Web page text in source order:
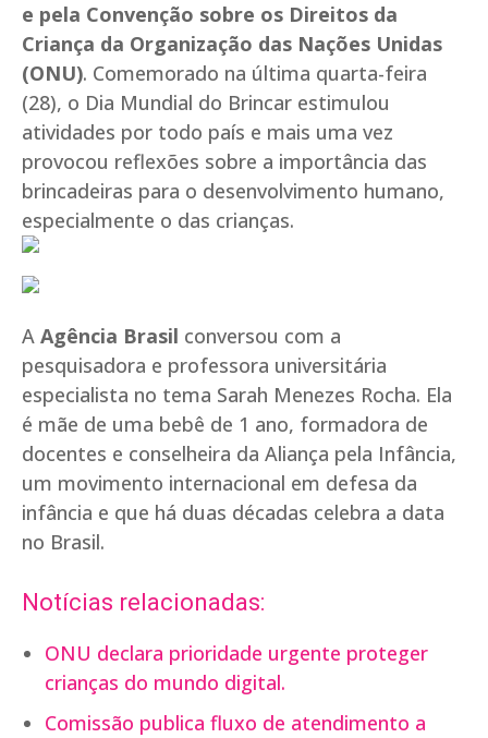
e pela Convenção sobre os Direitos da
Criança da Organização das Nações Unidas
(ONU). Comemorado na última quarta-feira
(28), o Dia Mundial do Brincar estimulou
atividades por todo país e mais uma vez
provocou reflexões sobre a importância das
brincadeiras para o desenvolvimento humano,
especialmente o das crianças.
A Agência Brasil conversou com a
pesquisadora e professora universitária
especialista no tema Sarah Menezes Rocha. Ela
é mãe de uma bebê de 1 ano, formadora de
docentes e conselheira da Aliança pela Infância,
um movimento internacional em defesa da
infância e que há duas décadas celebra a data
no Brasil.
Notícias relacionadas:
ONU declara prioridade urgente proteger
crianças do mundo digital.
Comissão publica fluxo de atendimento a